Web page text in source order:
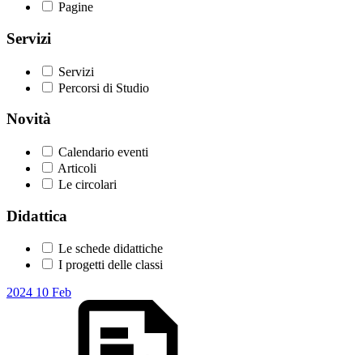
Pagine
Servizi
Servizi
Percorsi di Studio
Novità
Calendario eventi
Articoli
Le circolari
Didattica
Le schede didattiche
I progetti delle classi
2024 10 Feb